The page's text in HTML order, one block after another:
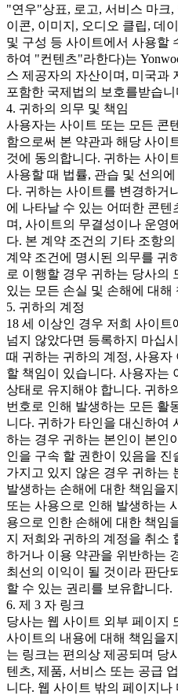
"연우"상표, 로고, 서비스 마크
이콘, 이미지, 오디오 클립, 데
및 구성 등 사이트에서 사용할
하여 "컨텐츠"라한다)는
스 제공자의 자산이며, 미국과
포함한 국제법의 보호를받습니
4. 귀하의 의무 및 책임
사용자는 사이트 또는 모든 콘
함으로써 본 약관과 해당 사이
것에 동의합니다. 귀하는 사이
사용할 때 법률, 관습 및 선의
다. 귀하는 사이트를 변경하거
에 나타날 수 있는 어떠한 콘
며, 사이트의 무결성이나 운영
다. 본 계약 조건의 기타 조항
계약 조건에 명시된 의무를 귀
로 이행할 경우 귀하는 당사의
있는 모든 손실 및 손해에 대해
5. 귀하의 계정
18 세 이상인 경우 저희 사이
넘지 않았다면 등록하지 마십
때 귀하는 귀하의 계정, 사용자
할 책임이 있습니다. 사용자는
상태로 유지해야 합니다. 귀하
번호로 인해 발생하는 모든 활
니다. 귀하가 타인을 대신하여
하는 경우 귀하는 본인이 본인
인을 구속 할 권한이 있음을
가지고 있지 않은 경우 귀하는
발생하는 손해에 대한 책임을
또는 사용으로 인해 발생하는
용으로 인한 손해에 대한 책임
지 저희와 귀하의 계정을 취소
하거나 이용 약관을 위반하는
최선의 이익이 될 것이라 판단
할 수 있는 권리를 보유합니다.
6. 제 3 자 링크
당사는 웹 사이트 외부 페이지
사이트의 내용에 대해 책임을
는 링크는 편의상 제공되며 당
텐츠, 제품, 서비스 또는 공급
니다. 웹 사이트 밖의 페이지